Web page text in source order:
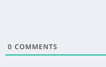
0 COMMENTS